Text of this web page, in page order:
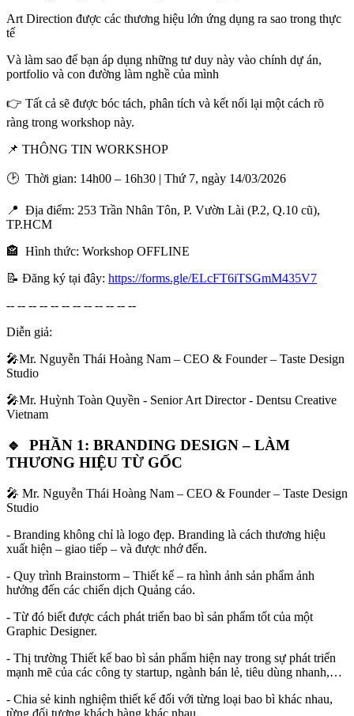
Art Direction được các thương hiệu lớn ứng dụng ra sao trong thực
tế
Và làm sao để bạn áp dụng những tư duy này vào chính dự án,
portfolio và con đường làm nghề của mình
👉 Tất cả sẽ được bóc tách, phân tích và kết nối lại một cách rõ
ràng trong workshop này.
📌 THÔNG TIN WORKSHOP
🕑 Thời gian: 14h00 – 16h30 | Thứ 7, ngày 14/03/2026
📍 Địa điểm: 253 Trần Nhân Tôn, P. Vườn Lài (P.2, Q.10 cũ),
TP.HCM
🏤 Hình thức: Workshop OFFLINE
📝 Đăng ký tại đây: https://forms.gle/ELcFT6iTSGmM435V7
-- -- -- -- -- -- -- -- -- -- -- --
Diễn giả:
🎤Mr. Nguyễn Thái Hoàng Nam – CEO & Founder – Taste Design
Studio
🎤Mr. Huỳnh Toàn Quyền - Senior Art Director - Dentsu Creative
Vietnam
🔹 PHẦN 1: BRANDING DESIGN – LÀM
THƯƠNG HIỆU TỪ GỐC
🎤 Mr. Nguyễn Thái Hoàng Nam – CEO & Founder – Taste Design
Studio
- Branding không chỉ là logo đẹp. Branding là cách thương hiệu
xuất hiện – giao tiếp – và được nhớ đến.
- Quy trình Brainstorm – Thiết kế – ra hình ảnh sản phẩm ảnh
hưởng đến các chiến dịch Quảng cáo.
- Từ đó biết được cách phát triển bao bì sản phẩm tốt của một
Graphic Designer.
- Thị trường Thiết kế bao bì sản phẩm hiện nay trong sự phát triển
mạnh mẽ của các công ty startup, ngành bán lẻ, tiêu dùng nhanh,…
- Chia sẻ kinh nghiệm thiết kế đối với từng loại bao bì khác nhau,
từng đối tượng khách hàng khác nhau.